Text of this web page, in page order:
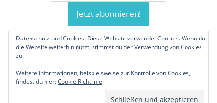
© 2019-2026 Familienunternehmen.eu. Alle
Rechte vorbehalten.
Datenschutz und Cookies: Diese Website verwendet Cookies. Wenn du
die Website weiterhin nutzt, stimmst du der Verwendung von Cookies
zu.
Weitere Informationen, beispielsweise zur Kontrolle von Cookies,
findest du hier:Cookie-Richtlinie